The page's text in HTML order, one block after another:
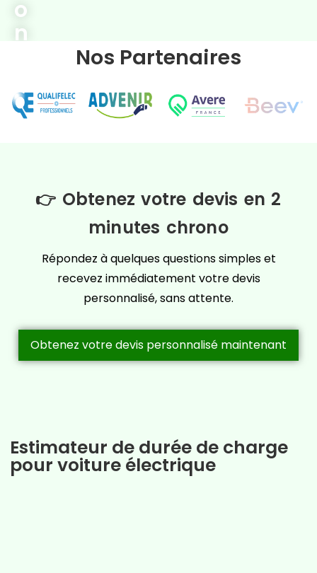
o
n
r
n
r
g
h
o
À Cholet, l’adoption desvéhicules
habitants de cette ville du Maine-et-Loire.
Nos Partenaires
👉 Obtenez votre devis en 2
minutes chrono
Répondez à quelques questions simples et
recevez immédiatement votre devis
personnalisé, sans attente.
Obtenez votre devis personnalisé maintenant
Estimateur de durée de charge
pour voiture électrique